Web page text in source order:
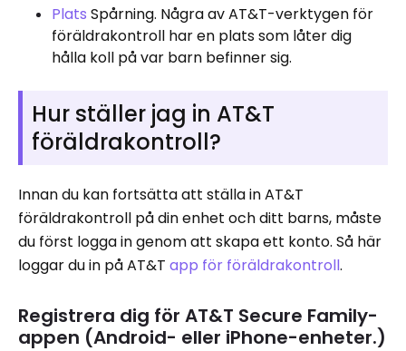
Plats Spårning. Några av AT&T-verktygen för
föräldrakontroll har en plats som låter dig
hålla koll på var barn befinner sig.
Hur ställer jag in AT&T
föräldrakontroll?
Innan du kan fortsätta att ställa in AT&T
föräldrakontroll på din enhet och ditt barns, måste
du först logga in genom att skapa ett konto. Så här
loggar du in på AT&T app för föräldrakontroll.
Registrera dig för AT&T Secure Family-
appen (Android- eller iPhone-enheter.)